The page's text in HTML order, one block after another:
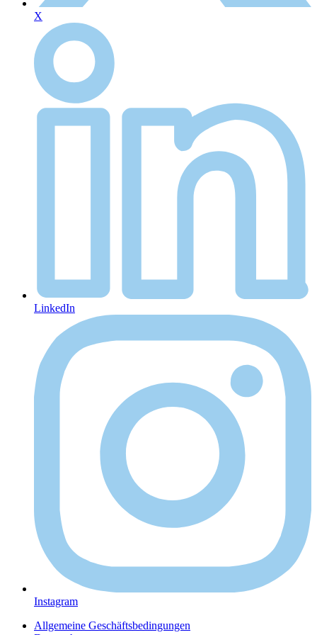
X
LinkedIn
Instagram
Allgemeine Geschäftsbedingungen